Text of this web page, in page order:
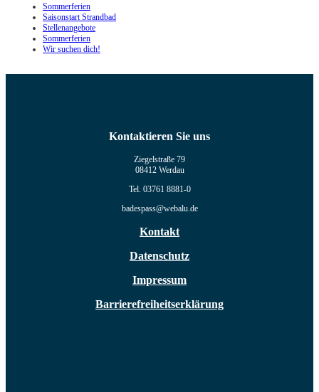
Sommerferien
Saisonstart Strandbad
Stellenangebote
Sommerferien
Wir suchen dich!
Kontaktieren Sie uns
Ziegelstraße 79
08412 Werdau
Tel. 03761 8881-0
badespass@webalu.de
Kontakt
Datenschutz
Impressum
Barrierefreiheitserklärung